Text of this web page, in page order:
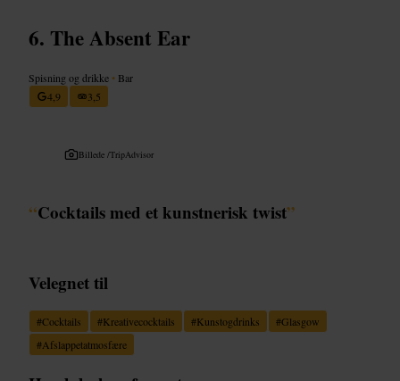
The Absent Ear
Spisning og drikke • Bar
4,9
3,5
Billede /TripAdvisor
“Cocktails med et kunstnerisk twist”
Velegnet til
#Cocktails #Kreativecocktails #Kunstogdrinks #Glasgow
#Afslappetatmosfære